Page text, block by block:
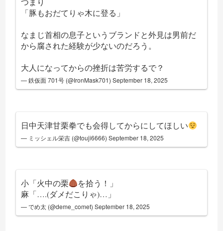
「豚もおだてりゃ木に登る」
なまじ首相の息子というブランドと外見は男前だ
から腐された経験が少ないのだろう。
大人になってからの挫折は苦労するで？
— 鉄仮面 701号 (@IronMask701)September 18, 2025
日中天津甘栗拳でも会得してからにしてほしい
— ミッシェル栄吉 (@touji6666)September 18, 2025
小「火中の栗
を拾う！」
麻「….(ダメだこりゃ)…」
— でめ太 (@deme_comet)September 18, 2025